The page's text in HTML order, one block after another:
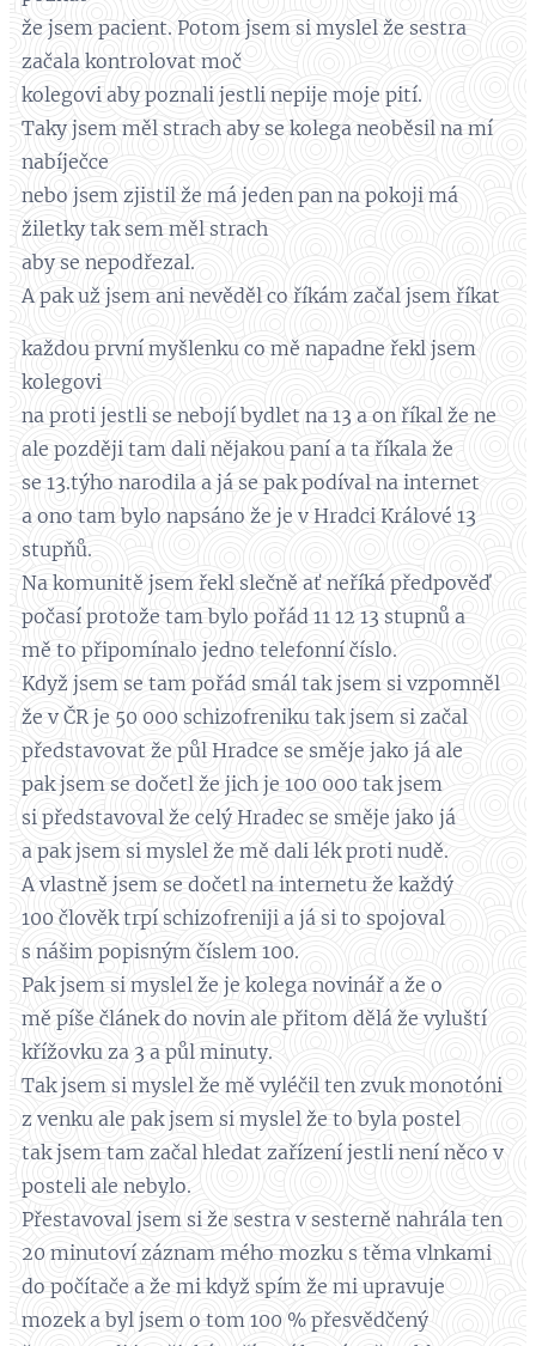
že jsem pacient. Potom jsem si myslel že sestra
začala kontrolovat moč
kolegovi aby poznali jestli nepije moje pití.
Taky jsem měl strach aby se kolega neoběsil na mí
nabíječce
nebo jsem zjistil že má jeden pan na pokoji má
žiletky tak sem měl strach
aby se nepodřezal.
A pak už jsem ani nevěděl co říkám začal jsem říkat
každou první myšlenku co mě napadne řekl jsem
kolegovi
na proti jestli se nebojí bydlet na 13 a on říkal že ne
ale později tam dali nějakou paní a ta říkala že
se 13.týho narodila a já se pak podíval na internet
a ono tam bylo napsáno že je v Hradci Králové 13
stupňů.
Na komunitě jsem řekl slečně ať neříká předpověď
počasí protože tam bylo pořád 11 12 13 stupnů a
mě to připomínalo jedno telefonní číslo.
Když jsem se tam pořád smál tak jsem si vzpomněl
že v ČR je 50 000 schizofreniku tak jsem si začal
představovat že půl Hradce se směje jako já ale
pak jsem se dočetl že jich je 100 000 tak jsem
si představoval že celý Hradec se směje jako já
a pak jsem si myslel že mě dali lék proti nudě.
A vlastně jsem se dočetl na internetu že každý
100 člověk trpí schizofreniji a já si to spojoval
s nášim popisným číslem 100.
Pak jsem si myslel že je kolega novinář a že o
mě píše článek do novin ale přitom dělá že vyluští
křížovku za 3 a půl minuty.
Tak jsem si myslel že mě vyléčil ten zvuk monotóni
z venku ale pak jsem si myslel že to byla postel
tak jsem tam začal hledat zařízení jestli není něco v
posteli ale nebylo.
Přestavoval jsem si že sestra v sesterně nahrála ten
20 minutoví záznam mého mozku s těma vlnkami
do počítače a že mi když spím že mi upravuje
mozek a byl jsem o tom 100 % přesvědčený